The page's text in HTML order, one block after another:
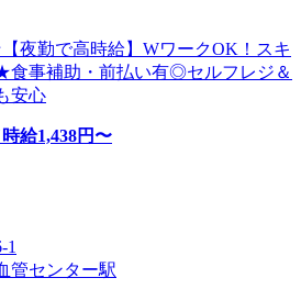
夜勤で高時給】WワークOK！スキ
食事補助・前払い有◎セルフレジ＆
安心
時給1,438円〜
1
管センター駅